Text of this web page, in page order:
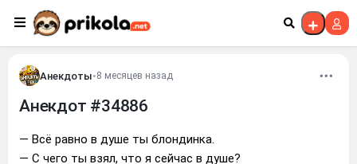
Перейти к контенту
Анекдоты•8 месяцев назад
Анекдот #34886
— Всё равно в душе ты блондинка.
— С чего ты взял, что я сейчас в душе?